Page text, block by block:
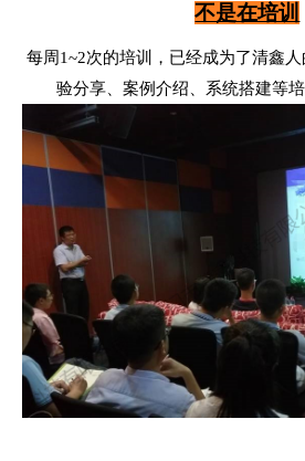
不是在培训
每周1~2次的培训，已经成为了清鑫
验分享、案例介绍、系统搭建等